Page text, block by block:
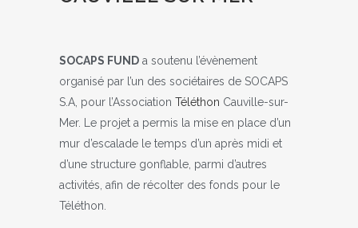
SOCAPS FUND a soutenu l’évènement
organisé par l’un des sociétaires de SOCAPS
S.A, pour l’Association Téléthon Cauville-sur-
Mer. Le projet a permis la mise en place d’un
mur d’escalade le temps d’un après midi et
d’une structure gonflable, parmi d’autres
activités, afin de récolter des fonds pour le
Téléthon.